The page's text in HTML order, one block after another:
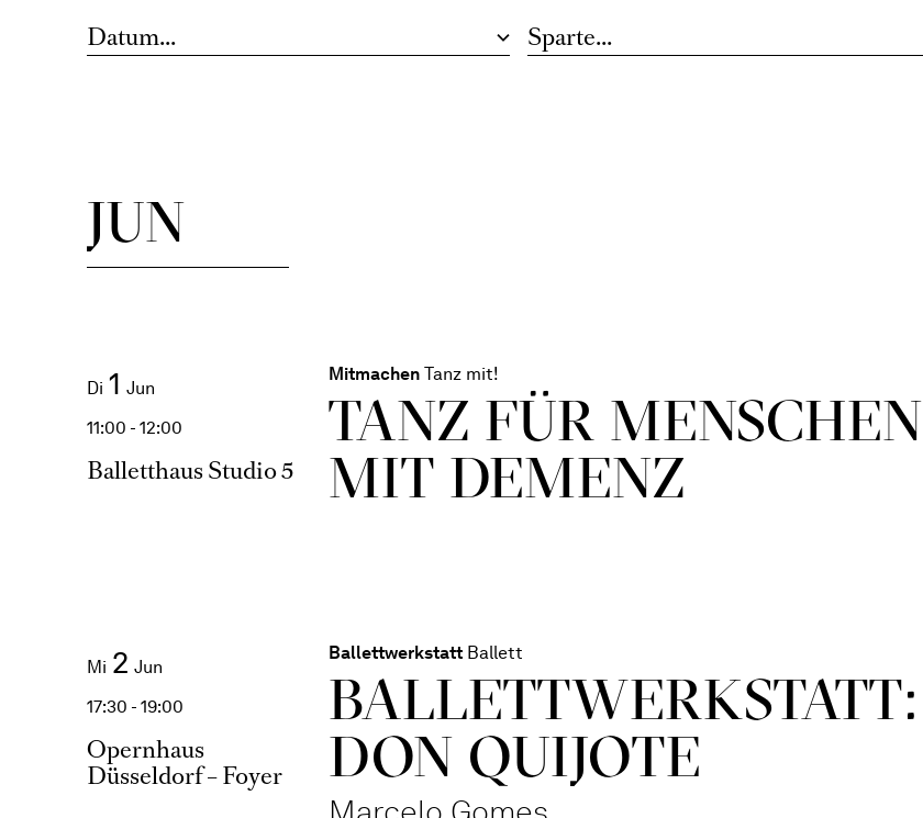
Düsseldorf
Lodernde Erlösung: Großes Finale der Opernsaga
JUN
Di 1 Jun
11:00 - 12:00
Balletthaus Studio 5
Mitmachen Tanz mit!
TANZ FÜR MENSCHEN
MIT DEMENZ
Mi 2 Jun
17:30 - 19:00
Opernhaus
Düsseldorf – Foyer
Ballettwerkstatt Ballett
BALLETT­WERKSTATT:
DON QUIJOTE